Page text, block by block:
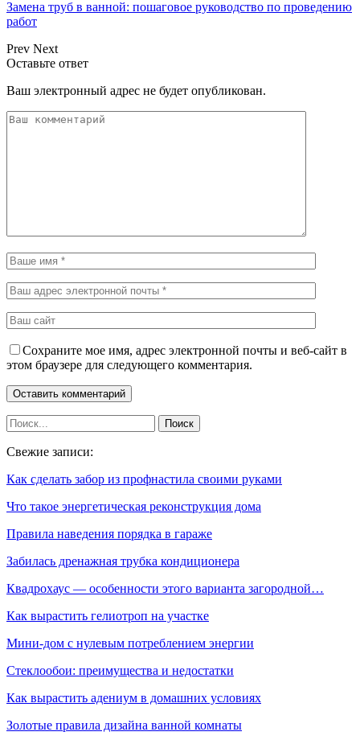
Замена труб в ванной: пошаговое руководство по проведению
работ
Prev Next
Оставьте ответ
Ваш электронный адрес не будет опубликован.
Сохраните мое имя, адрес электронной почты и веб-сайт в
этом браузере для следующего комментария.
Свежие записи:
Как сделать забор из профнастила своими руками
Что такое энергетическая реконструкция дома
Правила наведения порядка в гараже
Забилась дренажная трубка кондиционера
Квадрохаус — особенности этого варианта загородной…
Как вырастить гелиотроп на участке
Мини-дом с нулевым потреблением энергии
Стеклообои: преимущества и недостатки
Как вырастить адениум в домашних условиях
Золотые правила дизайна ванной комнаты